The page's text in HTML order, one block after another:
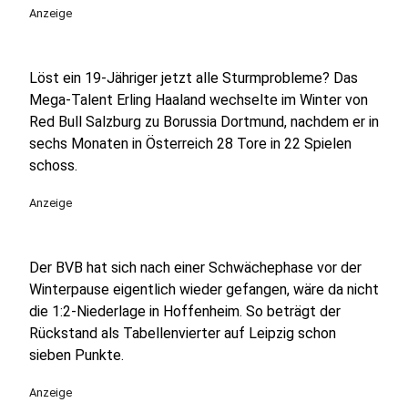
Anzeige
Löst ein 19-Jähriger jetzt alle Sturmprobleme? Das
Mega-Talent Erling Haaland wechselte im Winter von
Red Bull Salzburg zu Borussia Dortmund, nachdem er in
sechs Monaten in Österreich 28 Tore in 22 Spielen
schoss.
Anzeige
Der BVB hat sich nach einer Schwächephase vor der
Winterpause eigentlich wieder gefangen, wäre da nicht
die 1:2-Niederlage in Hoffenheim. So beträgt der
Rückstand als Tabellenvierter auf Leipzig schon
sieben Punkte.
Anzeige